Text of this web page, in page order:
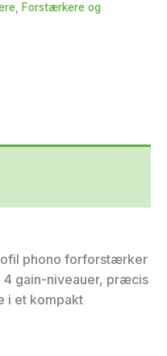
, Forstærkere og
phono forforstærker
4 gain-niveauer, præcis
i et kompakt